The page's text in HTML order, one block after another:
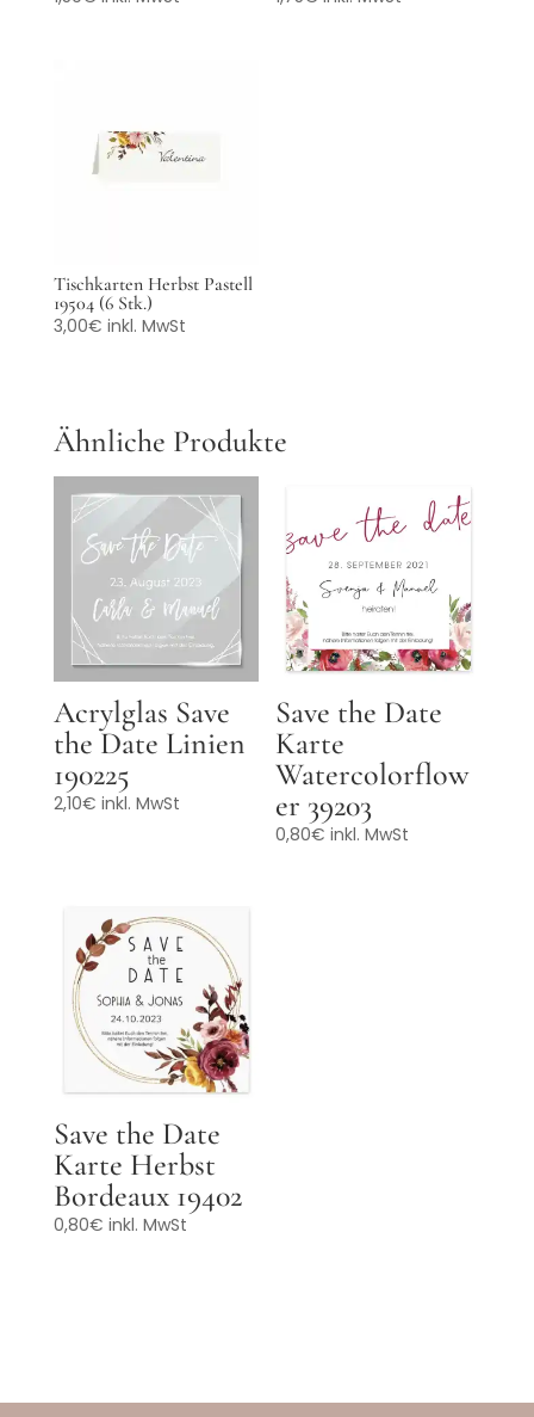
Tischkarten Herbst Pastell
19504 (6 Stk.)
3,00€ inkl. MwSt
Ähnliche Produkte
Acrylglas Save
the Date Linien
190225
2,10€ inkl. MwSt
Save the Date
Karte
Watercolorflow
er 39203
0,80€ inkl. MwSt
Save the Date
Karte Herbst
Bordeaux 19402
0,80€ inkl. MwSt